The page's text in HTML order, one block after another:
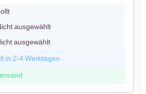
ausgewählt
ausgewählt
in 2-4 Werktagen